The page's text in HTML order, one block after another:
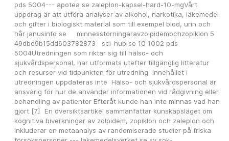
pds 5004--- apotea se zaleplon-kapsel-hard-10-mgVårt
uppdrag är att utföra analyser av alkohol, narkotika, läkemedel
och gifter i biologiskt material som till exempel blod, urin och
hår janusinfo se     minnesstorningaravzolpidemochzopiklon 5
49dbd9b15dd603782873   sci-hub se 10 1002 pds
5004Utredningen som riktar sig till hälso- och
sjukvårdspersonal, har utformats utefter tillgänglig litteratur
och resurser vid tidpunkten för utredning  Innehållet i
utredningen uppdateras inte  Hälso- och sjukvårdspersonal är
ansvarig för hur de använder informationen vid rådgivning eller
behandling av patienter Efteråt kunde han inte minnas vad han
gjort [7]  En översiktsartikel sammanfattar kunskapsläget om
kognitiva biverkningar av zolpidem, zopiklon och zaleplon och
inkluderar en metaanalys av randomiserade studier på friska